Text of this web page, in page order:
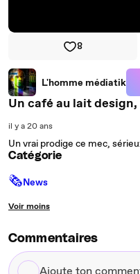
8
L'homme médiatik
Un café au lait
il y a 20 ans
Un vrai prodige ce mec,
Catégorie
🗞News
Voir moins
Commentaires